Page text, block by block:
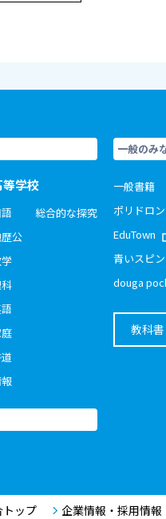
等学校
公
総合的な探究
一般のみ
一般書籍
ポリドロン
EduTown
青いスピン
douga
教科
トップ 企業情報・採用情報